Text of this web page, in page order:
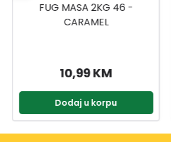
FUG MASA 2KG 04 - SILVER
10,99 KM
Dodaj u korpu